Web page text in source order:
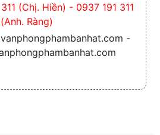
(Chị. Hiền) - 0937 191 311
(Anh. Ràng)
-